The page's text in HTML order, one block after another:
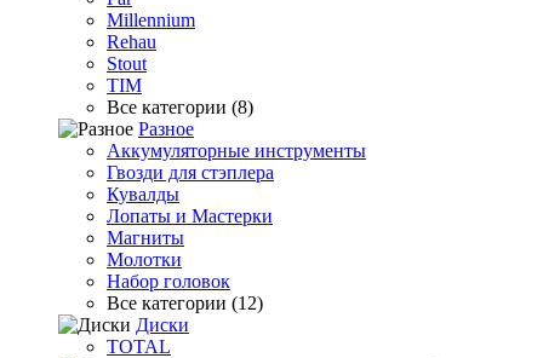
Millennium
Rehau
Stout
TIM
Все категории (8)
Разное
Аккумуляторные инструменты
Гвозди для стэплера
Кувалды
Лопаты и Мастерки
Магниты
Молотки
Набор головок
Все категории (12)
Диски
TOTAL